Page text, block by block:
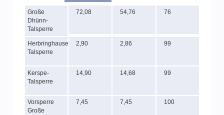
Große
Dhünn-
Talsperre
72,08 54,76 76
Herbringhauser
Talsperre
2,90 2,86 99
Kerspe-
Talsperre
14,90 14,68 99
Vorsperre
Große
7,45 7,45 100